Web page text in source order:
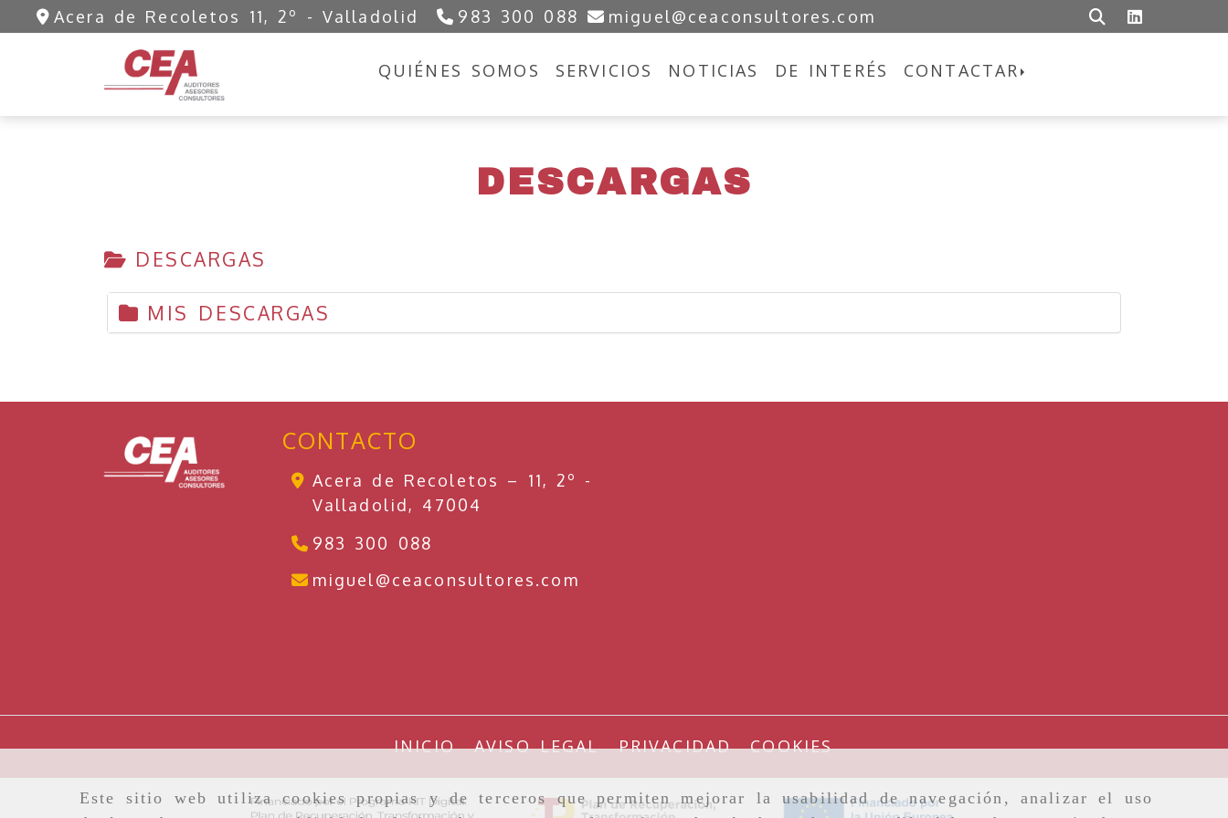
Este sitio web utiliza cookies propias y de terceros que permiten mejorar la usabilidad de navegación, analizar el uso
Acera de Recoletos 11, 2º - Valladolid 983 300 088 miguel ceaconsultores.com ceaconsultores.com
QUIÉNES SOMOS SERVICIOS NOTICIAS DE INTERÉS CONTACTAR
DESCARGAS
DESCARGAS
MIS DESCARGAS
CONTACTO
Acera de Recoletos – 11, 2º -
Valladolid, 47004
983 300 088
miguel
ceaconsultores.com
INICIO AVISO LEGAL PRIVACIDAD COOKIES